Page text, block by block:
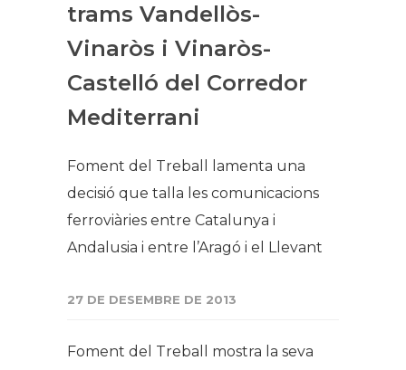
trams Vandellòs-
Vinaròs i Vinaròs-
Castelló del Corredor
Mediterrani
​Foment del Treball lamenta una
decisió que talla les comunicacions
ferroviàries entre Catalunya i
Andalusia i entre l’Aragó i el Llevant
27 DE DESEMBRE DE 2013
Foment del Treball mostra la seva